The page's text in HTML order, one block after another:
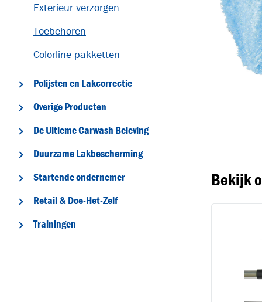
Exterieur verzorgen
Toebehoren
Colorline pakketten
Polijsten en Lakcorrectie
Overige Producten
De Ultieme Carwash Beleving
Duurzame Lakbescherming
Startende ondernemer
Retail & Doe-Het-Zelf
Trainingen
Bekijk